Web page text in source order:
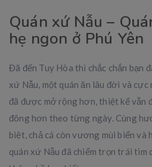
Quán xứ Nẫu –
hẹ ngon ở Phú Yên
Đã đến Tuy Hòa thì chắc chắn bạn
xứ Nẫu, một quán ăn lâu đời và
đã được mở rộng hơn, thiệt kế vẫn
đông hơn theo từng ngày. Cùng
biệt, chả cá còn vương mùi biển và
quán xứ Nẫu đã chiếm trọn trái tim